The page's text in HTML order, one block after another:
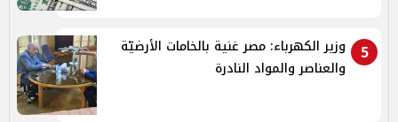
5
وزير الكهرباء: مصر غنية بالخامات الأرضيّة
والعناصر والمواد النادرة